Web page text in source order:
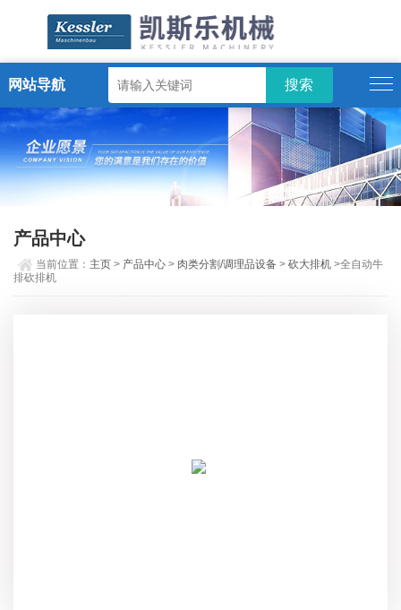
ENGLISH
网站导航
产品中心
当前位置： 主页 > 产品中心 > 肉类分割/调理品设备 >砍大排机 >全自动牛
排砍排机